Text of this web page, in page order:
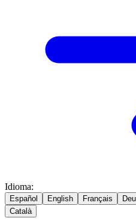
Idioma:
Español English Français
Català